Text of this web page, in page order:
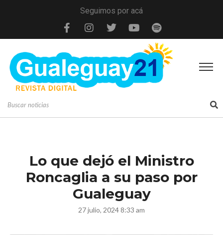
Seguimos por acá
Lo que dejó el Ministro
Roncaglia a su paso por
Gualeguay
27 julio, 2024 8:33 am